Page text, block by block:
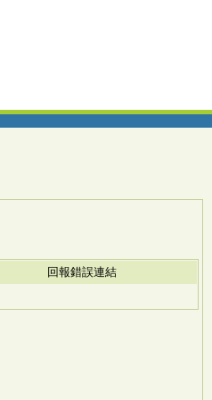
回報錯誤連結